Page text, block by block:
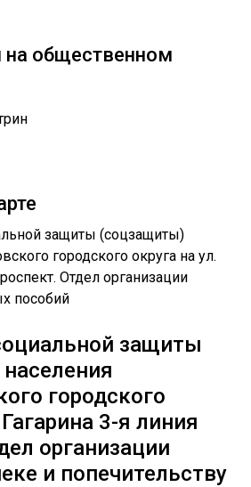
на общественном
защиты
городского
3-я линия
организации
и попечительству